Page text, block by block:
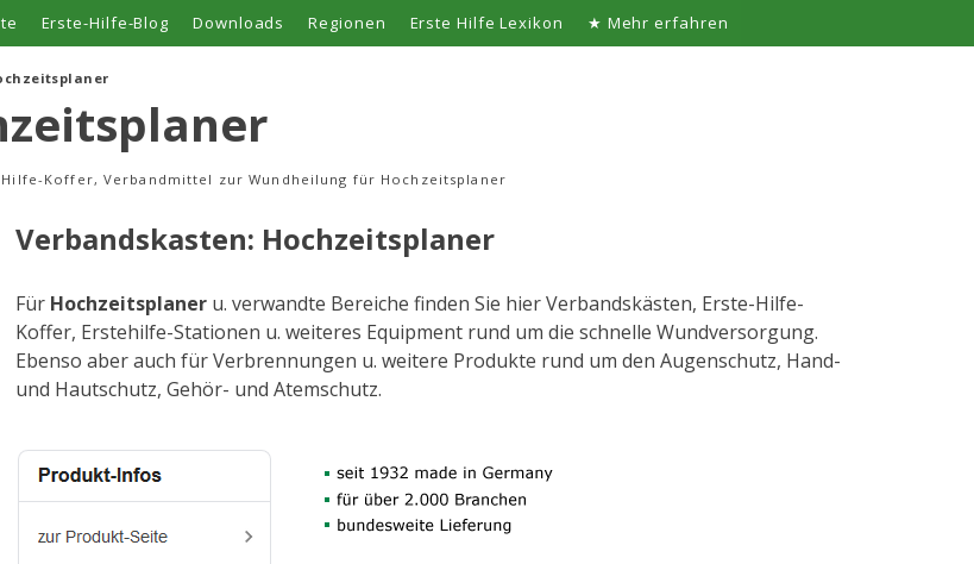
Erste-Hilfe-Blog Downloads Regionen Erste Hilfe Lexikon ★ Mehr erfahren
Koffer, Verbandmittel zur Wundheilung für Hochzeitsplaner
Verbandskasten: Hochzeitsplaner
Für Hochzeitsplaner u. verwandte Bereiche finden Sie hier Verbandskästen, Erste-Hilfe-
Koffer, Erstehilfe-Stationen u. weiteres Equipment rund um die schnelle Wundversorgung.
Ebenso aber auch für Verbrennungen u. weitere Produkte rund um den Augenschutz, Hand-
und Hautschutz, Gehör- und Atemschutz.